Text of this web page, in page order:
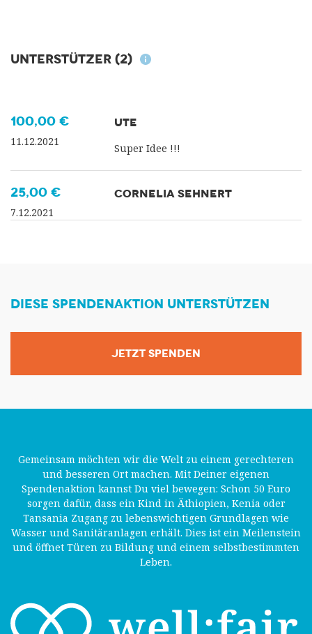
Unterstützer (2)
100,00 €
11.12.2021
UTE
Super Idee !!!
25,00 €
7.12.2021
CORNELIA SEHNERT
DIESE SPENDENAKTION UNTERSTÜTZEN
JETZT SPENDEN
Gemeinsam möchten wir die Welt zu einem gerechteren
und besseren Ort machen. Mit Deiner eigenen
Spendenaktion kannst Du viel bewegen: Schon 50 Euro
sorgen dafür, dass ein Kind in Äthiopien, Kenia oder
Tansania Zugang zu lebenswichtigen Grundlagen wie
Wasser und Sanitäranlagen erhält. Dies ist ein Meilenstein
und öffnet Türen zu Bildung und einem selbstbestimmten
Leben.